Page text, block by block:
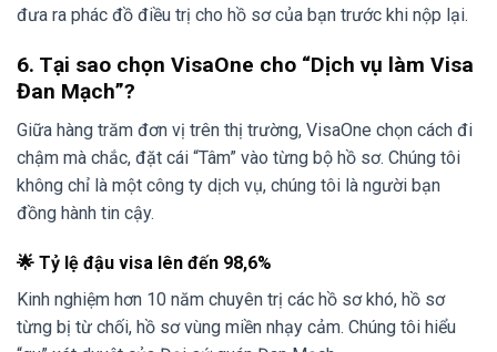
đưa ra phác đồ điều trị cho hồ sơ của bạn trước khi nộp lại.
6. Tại sao chọn VisaOne cho “Dịch vụ làm Visa
Đan Mạch”?
Giữa hàng trăm đơn vị trên thị trường, VisaOne chọn cách đi
chậm mà chắc, đặt cái “Tâm” vào từng bộ hồ sơ. Chúng tôi
không chỉ là một công ty dịch vụ, chúng tôi là người bạn
đồng hành tin cậy.
🌟 Tỷ lệ đậu visa lên đến 98,6%
Kinh nghiệm hơn 10 năm chuyên trị các hồ sơ khó, hồ sơ
từng bị từ chối, hồ sơ vùng miền nhạy cảm. Chúng tôi hiểu